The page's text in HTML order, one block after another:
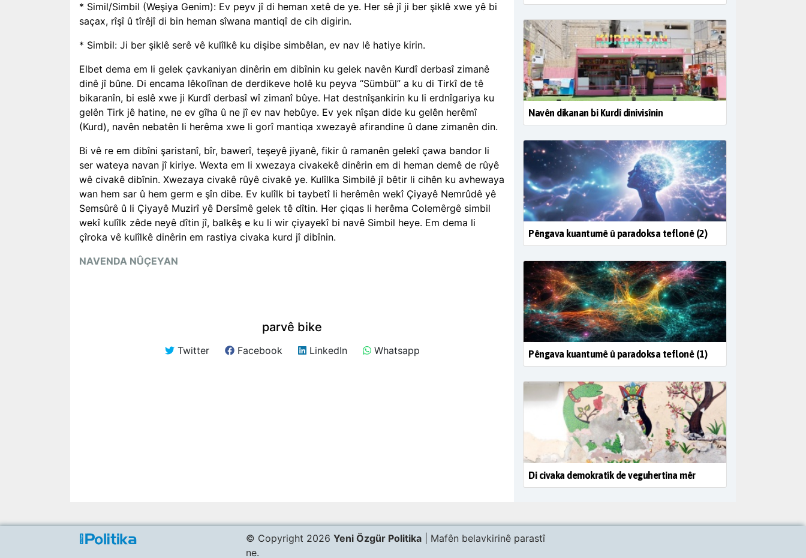
* Simil/Simbil (Weşiya Genim): Ev peyv jî di heman xetê de ye. Her sê jî ji ber şiklê xwe yê bi
saçax, rîşî û tîrêjî di bin heman sîwana mantiqî de cih digirin.
* Simbil: Ji ber şiklê serê vê kulîlkê ku dişibe simbêlan, ev nav lê hatiye kirin.
Elbet dema em li gelek çavkaniyan dinêrin em dibînin ku gelek navên Kurdî derbasî zimanê
dinê jî bûne. Di encama lêkolînan de derdikeve holê ku peyva “Sümbül” a ku di Tirkî de tê
bikaranîn, bi eslê xwe ji Kurdî derbasî wî zimanî bûye. Hat destnîşankirin ku li erdnîgariya ku
gelên Tirk jê hatine, ne ev gîha û ne jî ev nav hebûye. Ev yek nîşan dide ku gelên herêmî
(Kurd), navên nebatên li herêma xwe li gorî mantiqa xwezayê afirandine û dane zimanên din.
Bi vê re em dibîni şaristanî, bîr, bawerî, teşeyê jiyanê, fikir û ramanên gelekî çawa bandor li
ser wateya navan jî kiriye. Wexta em li xwezaya civakekê dinêrin em di heman demê de rûyê
wê civakê dibînin. Xwezaya civakê rûyê civakê ye. Kulîlka Simbilê jî bêtir li cihên ku avhewaya
wan hem sar û hem germ e şîn dibe. Ev kulîlk bi taybetî li herêmên wekî Çiyayê Nemrûdê yê
Semsûrê û li Çiyayê Muzirî yê Dersîmê gelek tê dîtin. Her çiqas li herêma Colemêrgê simbil
wekî kulîlk zêde neyê dîtin jî, balkêş e ku li wir çiyayekî bi navê Simbil heye. Em dema li
çîroka vê kulîlkê dinêrin em rastiya civaka kurd jî dibînin.
NAVENDA NÛÇEYAN
parvê bike
Twitter Facebook LinkedIn Whatsapp
Navên dikanan bi Kurdî dinivisînin
Pêngava kuantumê û paradoksa teflonê (2)
Pêngava kuantumê û paradoksa teflonê (1)
Di civaka demokratîk de veguhertina mêr
© Copyright 2026 Yeni Özgür Politika| Mafên belavkirinê parastî
ne.